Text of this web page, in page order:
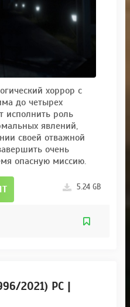
хоррор с
до четырех
исполнить роль
явлений,
своей отважной
очень
опасную миссию.
5.24 GB
2021) PC |